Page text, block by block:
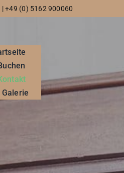
+49 (0) 5162 900060
Galerie